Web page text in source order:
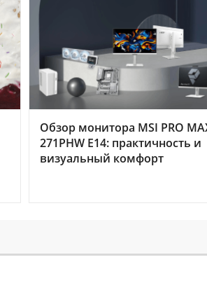
Обзор монитора MSI PRO
271PHW E14: практичность и
визуальный комфорт